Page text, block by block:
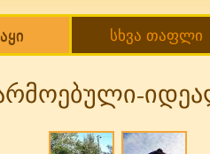
სხვა თაფლი